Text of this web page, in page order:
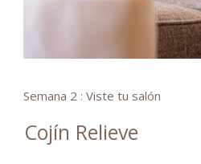
Semana 2 : Viste tu salón
Cojín Relieve